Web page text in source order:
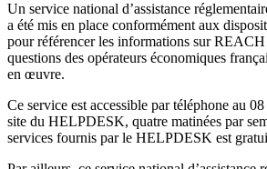
Un service national d’assistance
a été mis en place conformément aux
pour référencer les informations sur
questions des opérateurs économiques
en œuvre.
Ce service est accessible par téléphone au
site du HELPDESK, quatre matinées par
services fournis par le HELPDESK est